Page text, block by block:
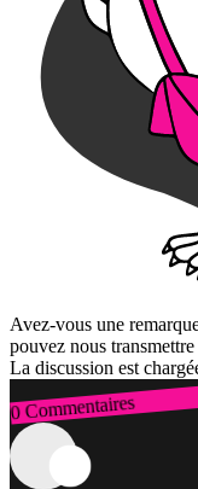
Avez-vous une
pouvez nous
La discussion est
0 Commentaires
Connexion